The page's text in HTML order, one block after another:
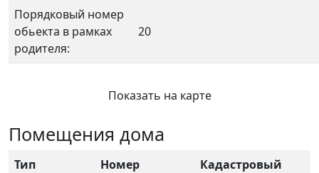
Порядковый номер
обьекта в рамках
родителя:
20
Показать на карте
Помещения дома
Тип
Номер
Кадастровый